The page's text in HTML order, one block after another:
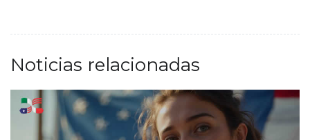
Noticias relacionadas